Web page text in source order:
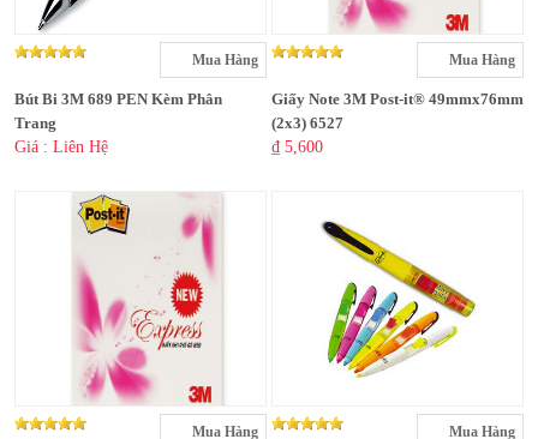
Mua Hàng
Bút Bi 3M 689 PEN Kèm Phân
Trang
Giá : Liên Hệ
Mua Hàng
Giấy Note 3M Post-it® 49mmx76mm
(2x3) 6527
₫ 5,600
Mua Hàng Mua Hàng